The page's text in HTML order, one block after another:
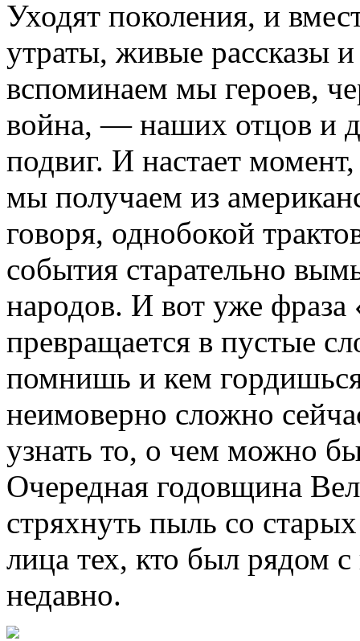
Уходят поколения, и
утраты, живые рассказы
вспоминаем мы героев,
война, — наших отцов и
подвиг. И настает
мы получаем из
говоря, однобокой
события старательно
народов. И вот уже
превращается в пустые
помнишь и кем
неимоверно сложно
узнать то, о чем можно
Очередная годовщина
стряхнуть пыль со
лица тех, кто был рядом
недавно.